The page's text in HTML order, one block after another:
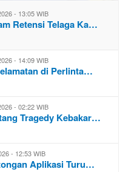
- 13:05 WIB
Retensi Telaga Ka…
- 14:09 WIB
di Perlinta…
- 02:22 WIB
Tragedy Kebakar…
- 12:53 WIB
Aplikasi Turu…